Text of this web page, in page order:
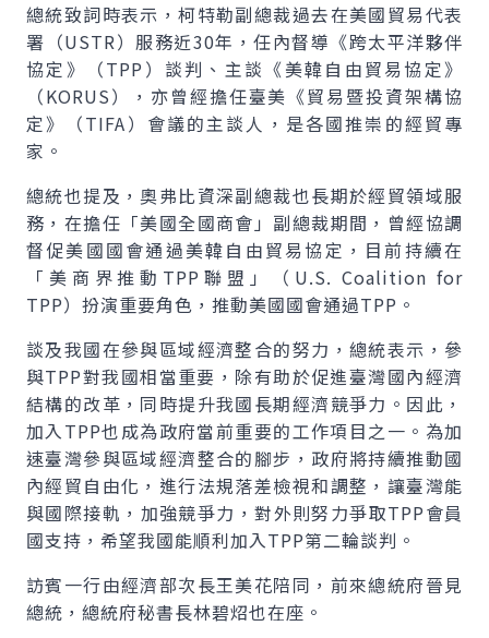
總統致詞時表示，柯特勒副總裁過去在美國貿易代表
署（USTR）服務近30年，任內督導《跨太平洋夥伴
協定》（TPP）談判、主談《美韓自由貿易協定》
（KORUS），亦曾經擔任臺美《貿易暨投資架構協
定》（TIFA）會議的主談人，是各國推崇的經貿專
家。
總統也提及，奧弗比資深副總裁也長期於經貿領域服
務，在擔任「美國全國商會」副總裁期間，曾經協調
督促美國國會通過美韓自由貿易協定，目前持續在
「美商界推動TPP聯盟」（ U.S. Coalition for
TPP）扮演重要角色，推動美國國會通過TPP。
談及我國在參與區域經濟整合的努力，總統表示，參
與TPP對我國相當重要，除有助於促進臺灣國內經濟
結構的改革，同時提升我國長期經濟競爭力。因此，
加入TPP也成為政府當前重要的工作項目之一。為加
速臺灣參與區域經濟整合的腳步，政府將持續推動國
內經貿自由化，進行法規落差檢視和調整，讓臺灣能
與國際接軌，加強競爭力，對外則努力爭取TPP會員
國支持，希望我國能順利加入TPP第二輪談判。
訪賓一行由經濟部次長王美花陪同，前來總統府晉見
總統，總統府秘書長林碧炤也在座。